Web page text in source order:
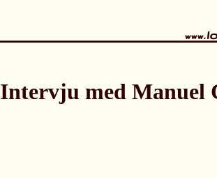
Intervju med Manuel